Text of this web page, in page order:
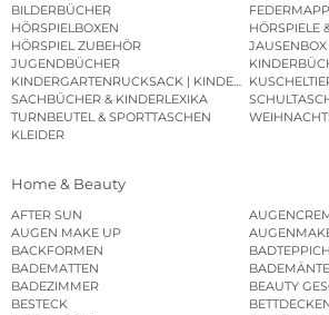
BILDERBÜCHER
HÖRSPIELBOXEN
HÖRSPIELE
HÖRSPIEL ZUBEHÖR
JUGENDBÜCHER
KINDERGARTENRUCKSACK |
SACHBÜCHER & KINDERLEXIKA
TURNBEUTEL & SPORTTASCHEN
KLEIDER
Home & Beauty
AFTER SUN
AUGEN MAKE UP
BACKFORMEN
BADTEPPICH
BADEMATTEN
BADEZIMMER
BEAUTY
BESTECK